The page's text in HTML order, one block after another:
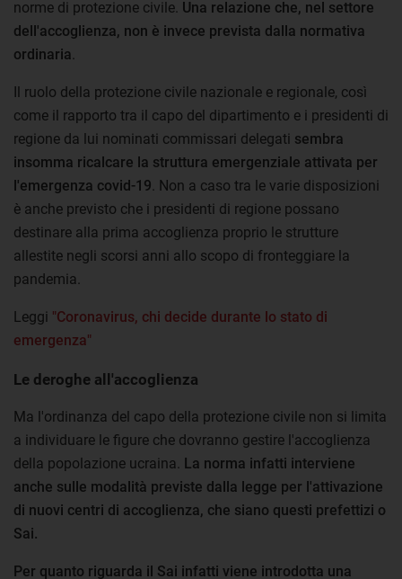
norme di protezione civile. Una relazione che, nel settore
dell'accoglienza, non è invece prevista dalla normativa
ordinaria.
Il ruolo della protezione civile nazionale e regionale, così
come il rapporto tra il capo del dipartimento e i presidenti di
regione da lui nominati commissari delegati sembra
insomma ricalcare la struttura emergenziale attivata per
l'emergenza covid-19. Non a caso tra le varie disposizioni
è anche previsto che i presidenti di regione possano
destinare alla prima accoglienza proprio le strutture
allestite negli scorsi anni allo scopo di fronteggiare la
pandemia.
Leggi "Coronavirus, chi decide durante lo stato di
emergenza"
Le deroghe all'accoglienza
Ma l'ordinanza del capo della protezione civile non si limita
a individuare le figure che dovranno gestire l'accoglienza
della popolazione ucraina. La norma infatti interviene
anche sulle modalità previste dalla legge per l'attivazione
di nuovi centri di accoglienza, che siano questi prefettizi o
Sai.
Per quanto riguarda il Sai infatti viene introdotta una